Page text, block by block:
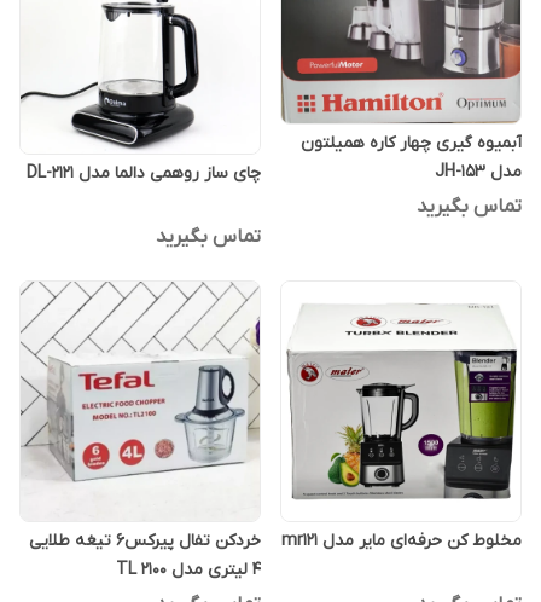
آبمیوه گیری چهار کاره همیلتون
مدل JH-153
تماس بگیرید
چای ساز روهمی دالما مدل DL-2121
تماس بگیرید
مخلوط کن حرفه‌ای مایر مدل mr121
خردکن تفال پیرکس6 تیغه طلایی
4 لیتری مدل TL 2100